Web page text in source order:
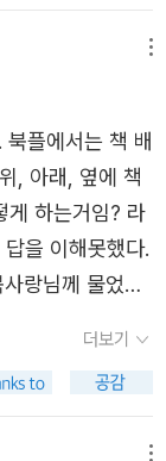
의 그림자》(Sha
국역본: 김동광
하는 세상》(Th
썼다. 2014
: 가능한 세계
. 진행자는 천
Tyson)이
야생의 치유하는
의 멸종 위기》
포함하자고 제
이 아닌 ‘인간
인사말을 정치
트에 사용한다.
용되는 것이 아
한 상품에 활용
라스틱 재질에
는 할로겐화은
은 「스타워즈」
들이 도축장의
다. (168~169
을 켜고 회전
을 붙이는 것이
있으므로 매번
속작이 전작을
루얀의 책을 읽
, 개인적이든 전
름의 자리가 있
테랑 작가이자
작업이자 전작
쓰기 보다는, 그
고백을 하고
은 물론 독자 마
이유는 없다. 다
플에서는 책 배
, 아래, 옆에 책
게 하는거임? 라
을 이해못했다.
랑님께 물었더
서만 돼요.' 뭣이
몇십 일이 흘
더보기